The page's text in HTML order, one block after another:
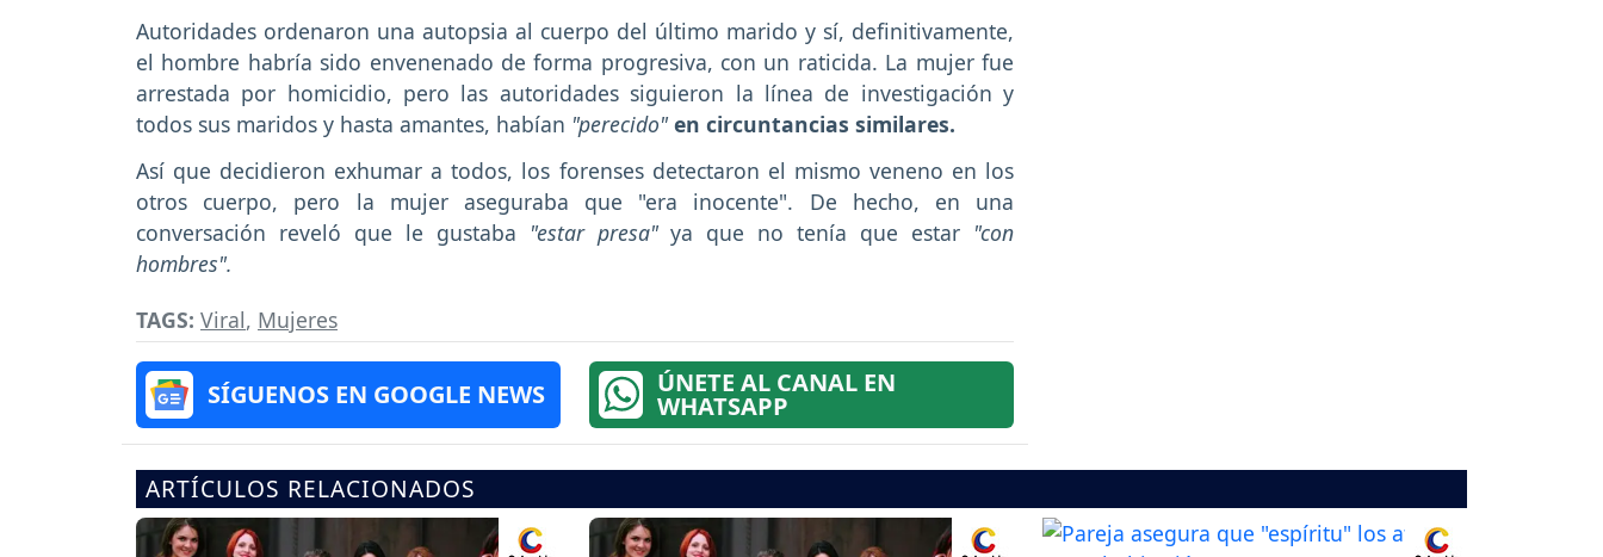
Autoridades ordenaron una autopsia al cuerpo del último marido y sí, definitivamente,
el hombre habría sido envenenado de forma progresiva, con un raticida. La mujer fue
arrestada por homicidio, pero las autoridades siguieron la línea de investigación y
todos sus maridos y hasta amantes, habían "perecido" en circuntancias similares.
Así que decidieron exhumar a todos, los forenses detectaron el mismo veneno en los
otros cuerpo, pero la mujer aseguraba que "era inocente". De hecho, en una
conversación reveló que le gustaba "estar presa"ya que no tenía que estar "con
hombres".
TAGS: Viral, Mujeres
SÍGUENOS EN GOOGLE NEWS ÚNETE AL CANAL EN
WHATSAPP
ARTÍCULOS RELACIONADOS